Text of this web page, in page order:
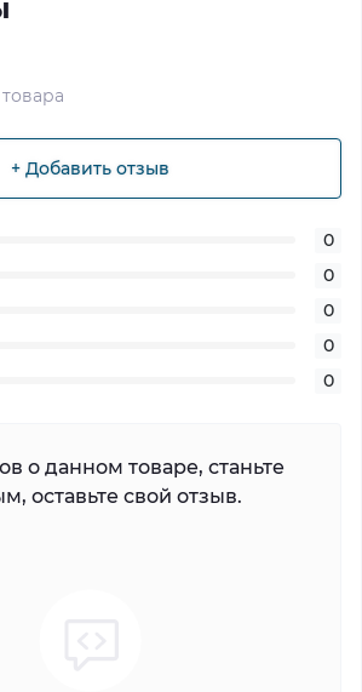
+ Добавить отзыв
0
0
0
0
0
о данном товаре, станьте
оставьте свой отзыв.